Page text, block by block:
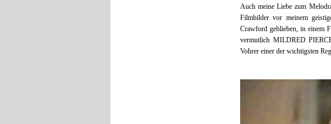
Auch meine Liebe zum
Filmbilder vor meinem
Crawford geblieben, in einem
vermutlich MILDRED
Vohrer einer der wichtigsten